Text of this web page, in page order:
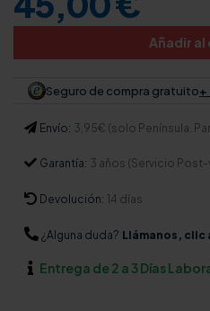
Añadir
Seguro de compra gratuito
Envío: 3,95€ (solo Península.
Garantía: 3 años (Servicio
Devolución: 14 días
¿Alguna duda? Llámanos, clic
Entrega de 2 a 3 Días